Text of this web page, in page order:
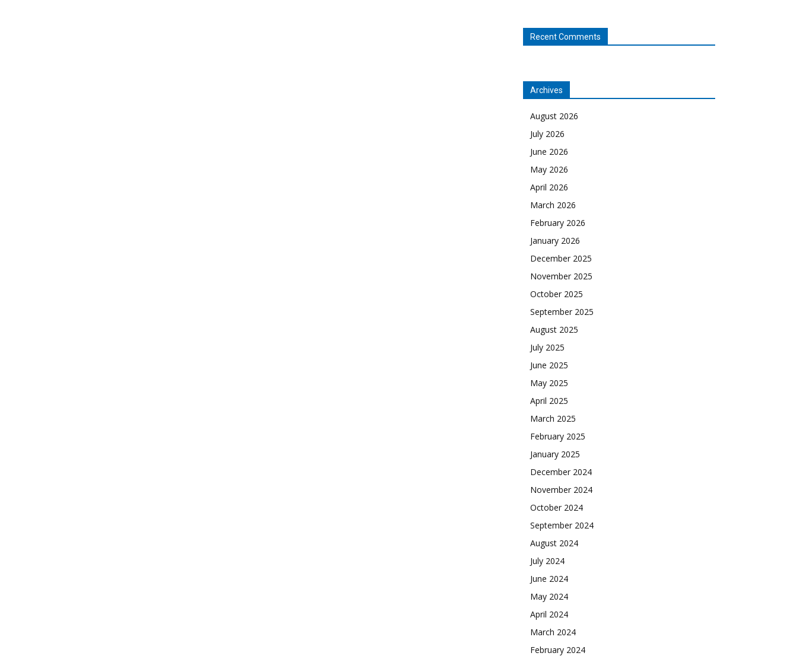
Recent Comments
Archives
August 2026
July 2026
June 2026
May 2026
April 2026
March 2026
February 2026
January 2026
December 2025
November 2025
October 2025
September 2025
August 2025
July 2025
June 2025
May 2025
April 2025
March 2025
February 2025
January 2025
December 2024
November 2024
October 2024
September 2024
August 2024
July 2024
June 2024
May 2024
April 2024
March 2024
February 2024